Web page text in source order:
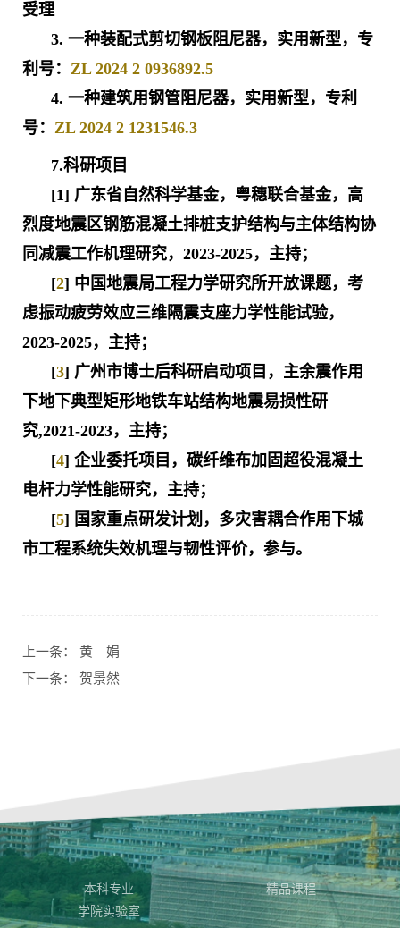
受理
3. 一种装配式剪切钢板阻尼器，实用新型，专
利号： ZL 2024 2 0936892.5
4. 一种建筑用钢管阻尼器，实用新型，专利
号： ZL 2024 2 1231546.3
7.科研项目
[1] 广东省自然科学基金，粤穗联合基金，高
烈度地震区钢筋混凝土排桩支护结构与主体结构协
同减震工作机理研究，2023-2025，主持；
[2] 中国地震局工程力学研究所开放课题，考
虑振动疲劳效应三维隔震支座力学性能试验，
2023-2025，主持；
[3] 广州市博士后科研启动项目，主余震作用
下地下典型矩形地铁车站结构地震易损性研
究,2021-2023，主持；
[4] 企业委托项目，碳纤维布加固超役混凝土
电杆力学性能研究，主持；
[5] 国家重点研发计划，多灾害耦合作用下城
市工程系统失效机理与韧性评价，参与。
上一条： 黄 娟
下一条： 贺景然
本科专业
精品课程
学院实验室